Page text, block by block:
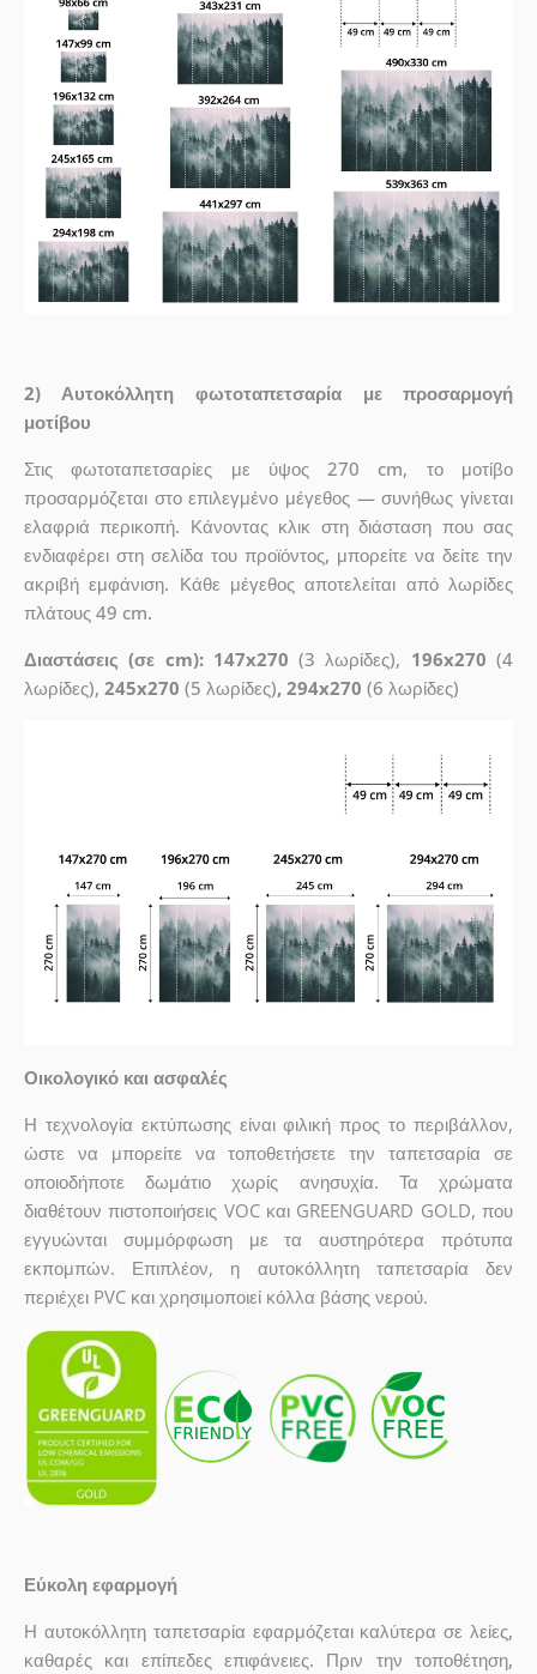
2) Αυτοκόλλητη φωτοταπετσαρία με προσαρμογή
μοτίβου
Στις φωτοταπετσαρίες με ύψος 270 cm, το μοτίβο
προσαρμόζεται στο επιλεγμένο μέγεθος — συνήθως γίνεται
ελαφριά περικοπή. Κάνοντας κλικ στη διάσταση που σας
ενδιαφέρει στη σελίδα του προϊόντος, μπορείτε να δείτε την
ακριβή εμφάνιση. Κάθε μέγεθος αποτελείται από λωρίδες
πλάτους 49 cm.
Διαστάσεις (σε cm): 147x270 (3 λωρίδες), 196x270 (4
λωρίδες), 245x270 (5 λωρίδες), 294x270 (6 λωρίδες)
Οικολογικό και ασφαλές
Η τεχνολογία εκτύπωσης είναι φιλική προς το περιβάλλον,
ώστε να μπορείτε να τοποθετήσετε την ταπετσαρία σε
οποιοδήποτε δωμάτιο χωρίς ανησυχία. Τα χρώματα
διαθέτουν πιστοποιήσεις VOC και GREENGUARD GOLD, που
εγγυώνται συμμόρφωση με τα αυστηρότερα πρότυπα
εκπομπών. Επιπλέον, η αυτοκόλλητη ταπετσαρία δεν
περιέχει PVC και χρησιμοποιεί κόλλα βάσης νερού.
Εύκολη εφαρμογή
Η αυτοκόλλητη ταπετσαρία εφαρμόζεται καλύτερα σε λείες,
καθαρές και επίπεδες επιφάνειες. Πριν την τοποθέτηση,